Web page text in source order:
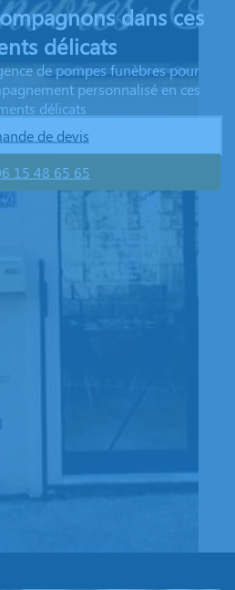
dans ces
délicats
de pompes funèbres pour
personnalisé en ces
délicats
de devis
15 48 65 65